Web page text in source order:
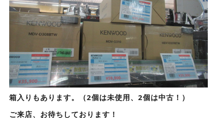
箱入りもあります。（2個は未使用、2個は中古！）
ご来店、お待ちしております！